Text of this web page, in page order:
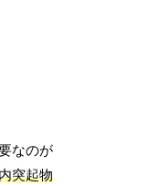
なのが
突起物